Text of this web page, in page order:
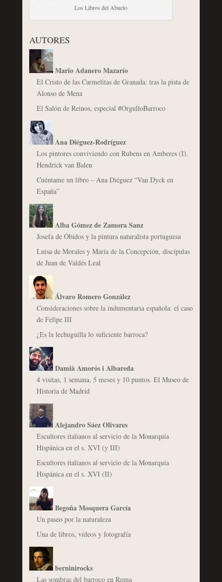
Los Libros del Abuelo
AUTORES
Mario Adanero Mazarío
El Cristo de las Carmelitas de Granada: tras la pista de
Alonso de Mena
El Salón de Reinos, especial #OrgulloBarroco
Ana Diéguez-Rodríguez
Los pintores conviviendo con Rubens en Amberes (I).
Hendrick van Balen
Cuéntame un libro – Ana Diéguez “Van Dyck en
España”
Alba Gómez de Zamora Sanz
Josefa de Óbidos y la pintura naturalista portuguesa
Luisa de Morales y María de la Concepción, discípulas
de Juan de Valdés Leal
Álvaro Romero González
Consideraciones sobre la indumentaria española: el caso
de Felipe III
¿Es la lechuguilla lo suficiente barroca?
Damià Amorós i Albareda
4 visitas, 1 semana, 5 meses y 10 puntos. El Museo de
Historia de Madrid
Alejandro Sáez Olivares
Escultores italianos al servicio de la Monarquía
Hispánica en el s. XVI (y III)
Escultores italianos al servicio de la Monarquía
Hispánica en el s. XVI (II)
Begoña Mosquera García
Un paseo por la naturaleza
Una de libros, vídeos y fotografía
berninirocks
Las sombras del barroco en Roma